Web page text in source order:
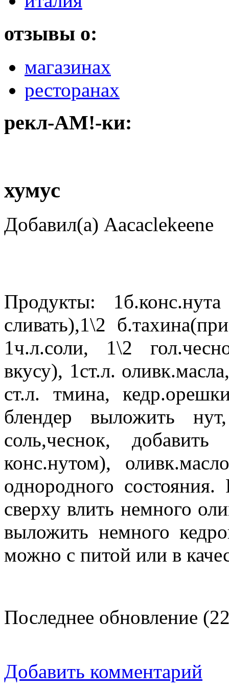
отзывы о:
магазинах
ресторанах
рекл-АМ!-ки:
хумус
Добавил(а) Aacaclekeene
Продукты:
сливать),1\2
1ч.л.соли, 1\2
вкусу), 1ст.л.
ст.л. тмина,
блендер выложить
соль,чеснок,
конс.нутом),
однородного
сверху влить немного
выложить немного
можно с питой или в
Последнее обновление
Добавить комментарий